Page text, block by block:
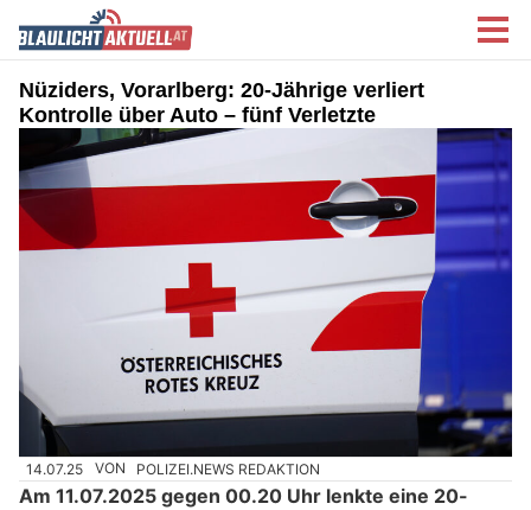
Nüziders, Vorarlberg: 20-Jährige verliert
Kontrolle über Auto – fünf Verletzte
14.07.25 VON POLIZEI.NEWS REDAKTION
Am 11.07.2025 gegen 00.20 Uhr lenkte eine 20-